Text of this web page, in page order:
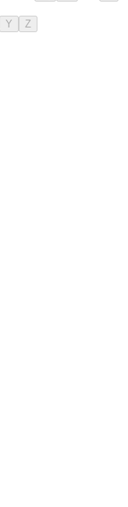
Y Z